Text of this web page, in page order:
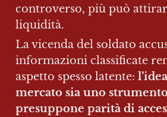
controverso, più può
liquidità.
La vicenda del soldato
informazioni classificate
aspetto spesso latente:
mercato sia uno
presuppone parità di